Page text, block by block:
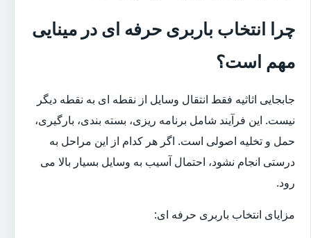
چرا انتخاب باربری حرفه ای در مینایی
مهم است؟
جابجایی اثاثیه فقط انتقال وسایل از نقطه ای به نقطه دیگر
نیست. این فرآیند شامل برنامه ریزی، بسته بندی، بارگیری،
حمل و تخلیه اصولی است. اگر هر کدام از این مراحل به
درستی انجام نشود، احتمال آسیب به وسایل بسیار بالا می
رود.
مزایای انتخاب باربری حرفه ای: